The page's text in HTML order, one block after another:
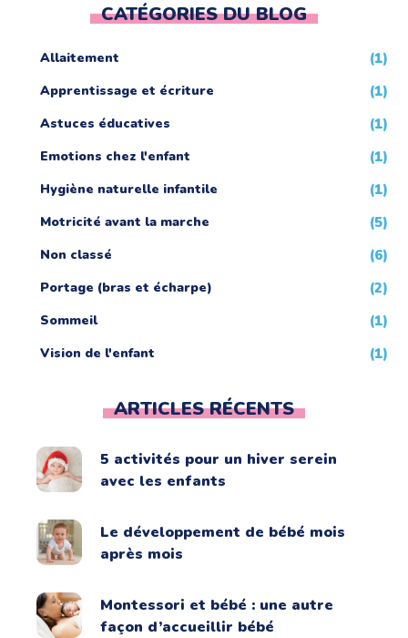
CATÉGORIES DU BLOG
Allaitement (1)
Apprentissage et écriture (1)
Astuces éducatives (1)
Emotions chez l'enfant (1)
Hygiène naturelle infantile (1)
Motricité avant la marche (5)
Non classé (6)
Portage (bras et écharpe) (2)
Sommeil (1)
Vision de l'enfant (1)
ARTICLES RÉCENTS
5 activités pour un hiver serein
avec les enfants
Le développement de bébé mois
après mois
Montessori et bébé : une autre
façon d’accueillir bébé